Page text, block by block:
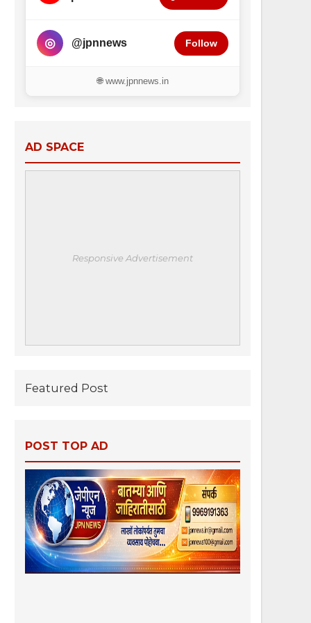
◎ @jpnnews Follow
🌐 www.jpnnews.in
AD SPACE
Responsive Advertisement
Featured Post
POST TOP AD